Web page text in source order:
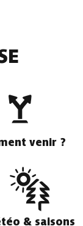
venir ?
& saisons